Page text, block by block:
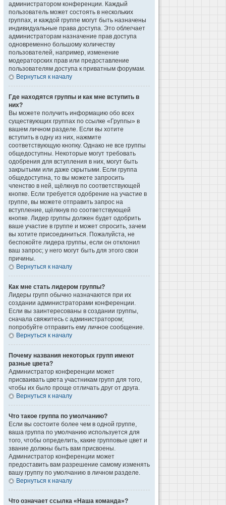
администратором конференции. Каждый
пользователь может состоять в нескольких
группах, и каждой группе могут быть назначены
индивидуальные права доступа. Это облегчает
администраторам назначение прав доступа
одновременно большому количеству
пользователей, например, изменение
модераторских прав или предоставление
пользователям доступа к приватным форумам.
Вернуться к началу
Где находятся группы и как мне вступить в
них?
Вы можете получить информацию обо всех
существующих группах по ссылке «Группы» в
вашем личном разделе. Если вы хотите
вступить в одну из них, нажмите
соответствующую кнопку. Однако не все группы
общедоступны. Некоторые могут требовать
одобрения для вступления в них, могут быть
закрытыми или даже скрытыми. Если группа
общедоступна, то вы можете запросить
членство в ней, щёлкнув по соответствующей
кнопке. Если требуется одобрение на участие в
группе, вы можете отправить запрос на
вступление, щёлкнув по соответствующей
кнопке. Лидер группы должен будет одобрить
ваше участие в группе и может спросить, зачем
вы хотите присоединиться. Пожалуйста, не
беспокойте лидера группы, если он отклонил
ваш запрос; у него могут быть для этого свои
причины.
Вернуться к началу
Как мне стать лидером группы?
Лидеры групп обычно назначаются при их
создании администраторами конференции.
Если вы заинтересованы в создании группы,
сначала свяжитесь с администратором;
попробуйте отправить ему личное сообщение.
Вернуться к началу
Почему названия некоторых групп имеют
разные цвета?
Администратор конференции может
присваивать цвета участникам групп для того,
чтобы их было проще отличать друг от друга.
Вернуться к началу
Что такое группа по умолчанию?
Если вы состоите более чем в одной группе,
ваша группа по умолчанию используется для
того, чтобы определить, какие групповые цвет и
звание должны быть вам присвоены.
Администратор конференции может
предоставить вам разрешение самому изменять
вашу группу по умолчанию в личном разделе.
Вернуться к началу
Что означает ссылка «Наша команда»?